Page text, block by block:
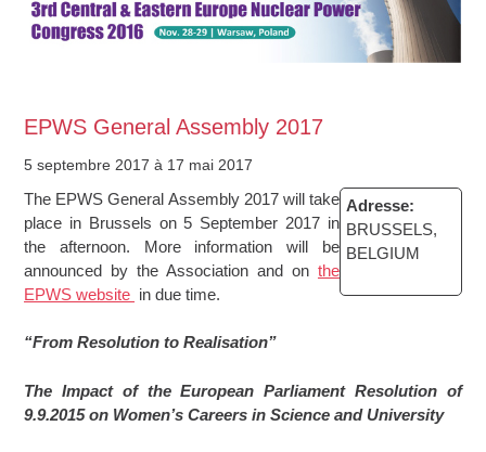
EPWS General Assembly 2017
5 septembre 2017 à 17 mai 2017
Adresse:
BRUSSELS,
BELGIUM
The EPWS General Assembly 2017 will take
place in Brussels on 5 September 2017 in
the afternoon. More information will be
announced by the Association and on the
EPWS website in due time.
“From Resolution to Realisation”
The Impact of the European Parliament Resolution of
9.9.2015 on Women’s Careers in Science and University